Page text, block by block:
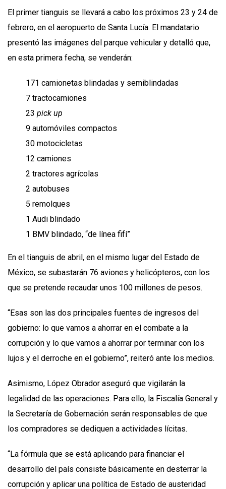
El primer tianguis se llevará a cabo los próximos 23 y 24 de
febrero, en el aeropuerto de Santa Lucía. El mandatario
presentó las imágenes del parque vehicular y detalló que,
en esta primera fecha, se venderán:
171 camionetas blindadas y semiblindadas
7 tractocamiones
23 pick up
9 automóviles compactos
30 motocicletas
12 camiones
2 tractores agrícolas
2 autobuses
5 remolques
1 Audi blindado
1 BMV blindado, “de línea fifí”
En el tianguis de abril, en el mismo lugar del Estado de
México, se subastarán 76 aviones y helicópteros, con los
que se pretende recaudar unos 100 millones de pesos.
“Esas son las dos principales fuentes de ingresos del
gobierno: lo que vamos a ahorrar en el combate a la
corrupción y lo que vamos a ahorrar por terminar con los
lujos y el derroche en el gobierno”, reiteró ante los medios.
Asimismo, López Obrador aseguró que vigilarán la
legalidad de las operaciones. Para ello, la Fiscalía General y
la Secretaría de Gobernación serán responsables de que
los compradores se dediquen a actividades lícitas.
“La fórmula que se está aplicando para financiar el
desarrollo del país consiste básicamente en desterrar la
corrupción y aplicar una política de Estado de austeridad